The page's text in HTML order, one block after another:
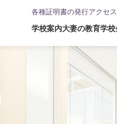
各種証明書の発行アクセス
学校案内大妻の教育学校